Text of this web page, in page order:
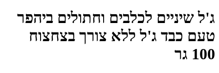
ג'ל שיניים לכלבים וחתולים ביהפר
טעם כבד ג'ל ללא צורך בצחצוח
100 גר